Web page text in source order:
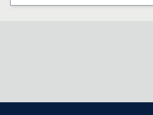
produkten